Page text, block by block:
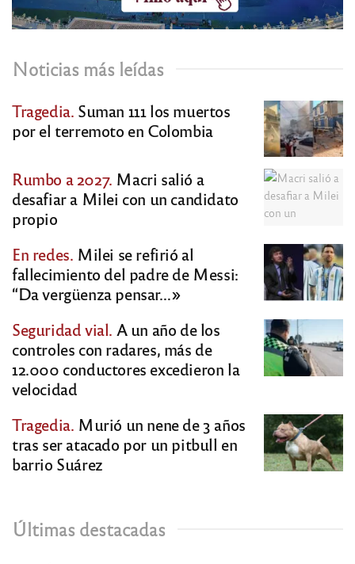
Noticias más leídas
Tragedia. Suman 111 los muertos
por el terremoto en Colombia
Rumbo a 2027. Macri salió a
desafiar a Milei con un candidato
propio
En redes. Milei se refirió al
fallecimiento del padre de Messi:
“Da vergüenza pensar…»
Seguridad vial. A un año de los
controles con radares, más de
12.000 conductores excedieron la
velocidad
Tragedia. Murió un nene de 3 años
tras ser atacado por un pitbull en
barrio Suárez
Últimas destacadas